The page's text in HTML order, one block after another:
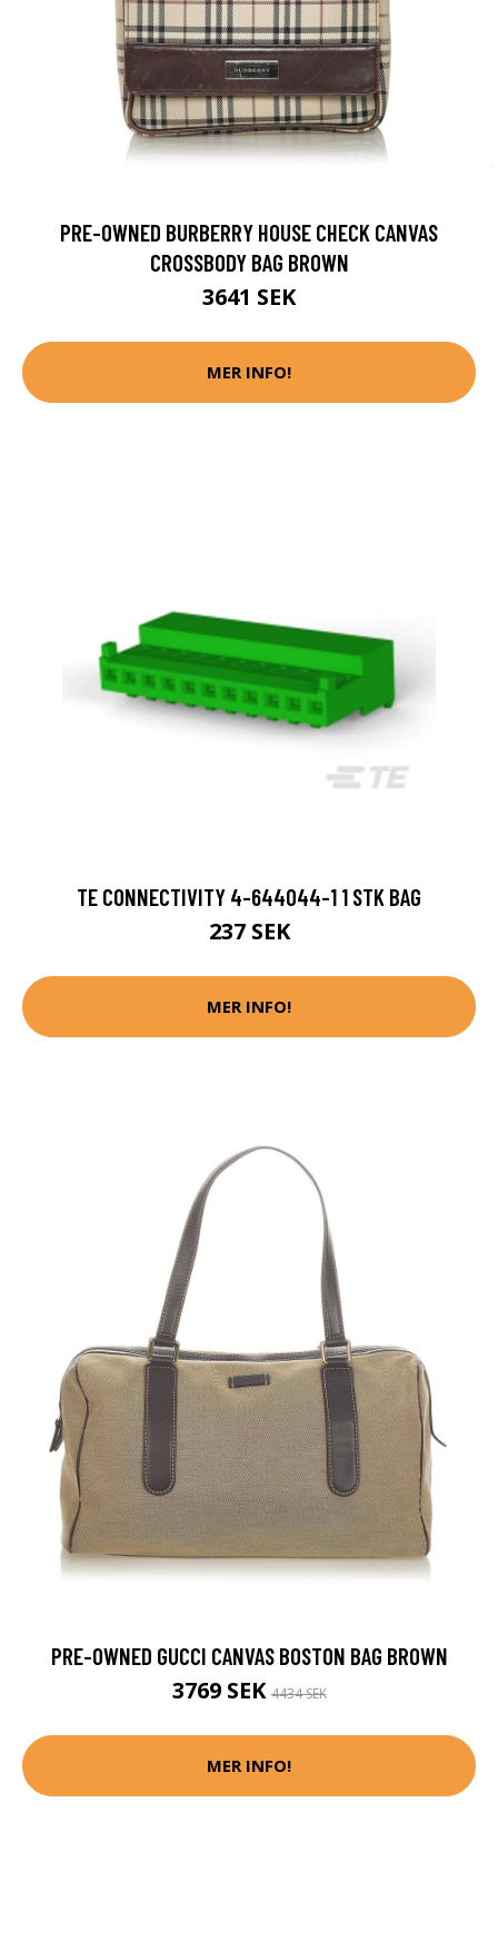
PRE-OWNED BURBERRY HOUSE CHECK CANVAS
CROSSBODY BAG BROWN
3641 SEK
MER INFO!
TE CONNECTIVITY 4-644044-1 1 STK BAG
237 SEK
MER INFO!
PRE-OWNED GUCCI CANVAS BOSTON BAG BROWN
3769 SEK4434 SEK
MER INFO!